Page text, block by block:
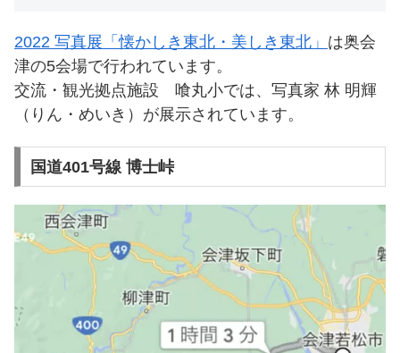
2022 写真展「懐かしき東北・美しき東北」 は奥会
津の5会場で行われています。
交流・観光拠点施設 喰丸小では、写真家 林 明輝
（りん・めいき）が展示されています。
国道401号線 博士峠